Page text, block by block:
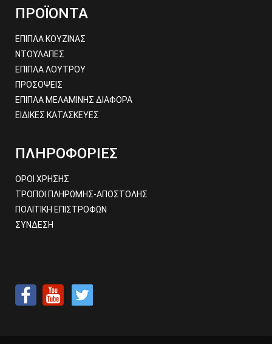
ΠΡΟΪΟΝΤΑ
ΕΠΙΠΛΑ ΚΟΥΖΙΝΑΣ
ΝΤΟΥΛΑΠΕΣ
ΕΠΙΠΛΑ ΛΟΥΤΡΟΥ
ΠΡΟΣΟΨΕΙΣ
ΕΠΙΠΛΑ ΜΕΛΑΜΙΝΗΣ ΔΙΑΦΟΡΑ
ΕΙΔΙΚΕΣ ΚΑΤΑΣΚΕΥΕΣ
ΠΛΗΡΟΦΟΡΙΕΣ
ΟΡΟΙ ΧΡΗΣΗΣ
ΤΡΟΠΟΙ ΠΛΗΡΩΜΗΣ-ΑΠΟΣΤΟΛΗΣ
ΠΟΛΙΤΙΚΗ ΕΠΙΣΤΡΟΦΩΝ
ΣΥΝΔΕΣΗ